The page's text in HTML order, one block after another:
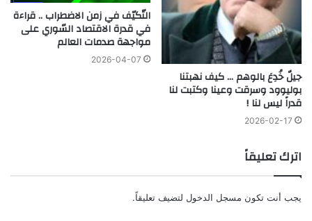
جيلٌ خُدِعَ بالوهم … كيف نهبتنا
بوليوود وسرقت وعينا وكتبت لنا
قدراً ليس لنا !
2026-02-17
التّكيّف في زمن الاضطراب .. قراءة
في قدرة الاقتصاد السّوري على
مواجهة صدمات العالم
2026-04-07
اترك تعليقاً
يجب أنت تكون مسجل الدخول لتضيف تعليقاً.